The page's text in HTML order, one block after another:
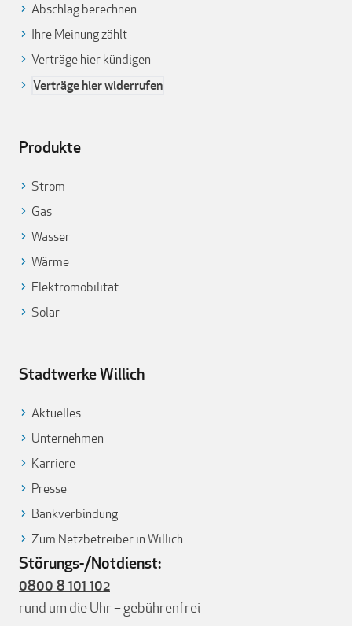
Abschlag berechnen
Ihre Meinung zählt
Verträge hier kündigen
Verträge hier widerrufen
Produkte
Strom
Gas
Wasser
Wärme
Elektromobilität
Solar
Stadtwerke Willich
Aktuelles
Unternehmen
Karriere
Presse
Bankverbindung
Zum Netzbetreiber in Willich
Störungs-/Notdienst:
0800 8 101 102
rund um die Uhr – gebührenfrei